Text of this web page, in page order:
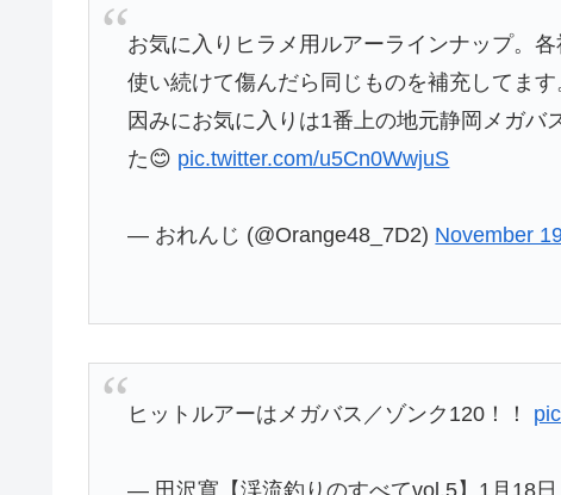
お気に入りヒラメ用ルアーラインナップ。
使い続けて傷んだら同じものを補充してます
因みにお気に入りは1番上の地元静岡メガバ
た😊 pic.twitter.com/u5Cn0WwjuS
— おれんじ (@Orange48_7D2) November
ヒットルアーはメガバス／ゾンク120！！
— 田沢寛【渓流釣りのすべてvol.5】1月18